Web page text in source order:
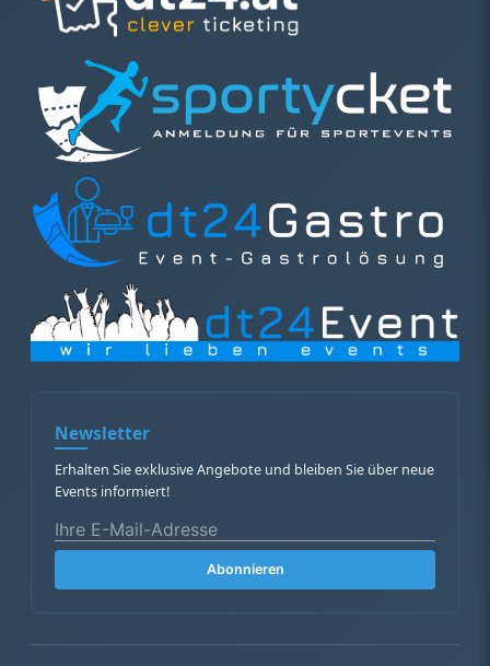
Newsletter
Erhalten Sie exklusive Angebote und bleiben Sie über neue
Events informiert!
Abonnieren